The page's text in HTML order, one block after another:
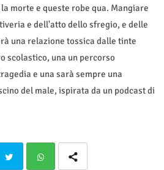
morte e queste robe qua. Mangiare
e dell'atto dello sfregio, e delle
una relazione tossica dalle tinte
scolastico, una un percorso
e una sarà sempre una
del male, ispirata da un podcast di